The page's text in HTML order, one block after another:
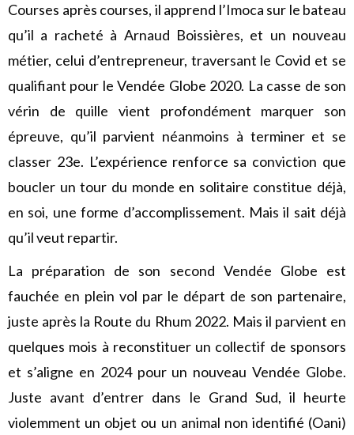
Courses après courses, il apprend l’Imoca sur le bateau
qu’il a racheté à Arnaud Boissières, et un nouveau
métier, celui d’entrepreneur, traversant le Covid et se
qualifiant pour le Vendée Globe 2020. La casse de son
vérin de quille vient profondément marquer son
épreuve, qu’il parvient néanmoins à terminer et se
classer 23e. L’expérience renforce sa conviction que
boucler un tour du monde en solitaire constitue déjà,
en soi, une forme d’accomplissement. Mais il sait déjà
qu’il veut repartir.
La préparation de son second Vendée Globe est
fauchée en plein vol par le départ de son partenaire,
juste après la Route du Rhum 2022. Mais il parvient en
quelques mois à reconstituer un collectif de sponsors
et s’aligne en 2024 pour un nouveau Vendée Globe.
Juste avant d’entrer dans le Grand Sud, il heurte
violemment un objet ou un animal non identifié (Oani)